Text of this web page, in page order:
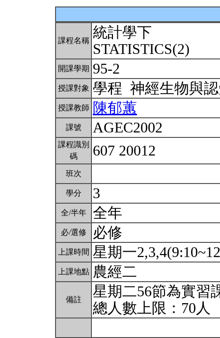
課程名稱 統計學下
STATISTICS(2)
開課學期 95-2
授課對象 學程 神經生物與
授課教師 陳郁蕙
課號 AGEC2002
課程識別
碼
607 20012
班次
學分 3
全/半年 全年
必/選修 必修
上課時間 星期一
上課地點 農經二
備註
星期二56節為實習
總人數上限：70人